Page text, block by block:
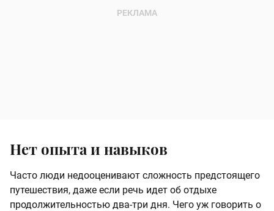
Нет опыта и навыков
Часто люди недооценивают сложность предстоящего
путешествия, даже если речь идет об отдыхе
продолжительностью два-три дня. Чего уж говорить о